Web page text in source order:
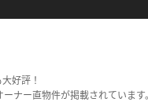
好評！
ナー直物件が掲載されていま